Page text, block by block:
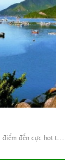
Tour Quy Nhơn - Phú Yên gần đây trở thành địa điểm đến cực hot trên bản đồ du lịch ...